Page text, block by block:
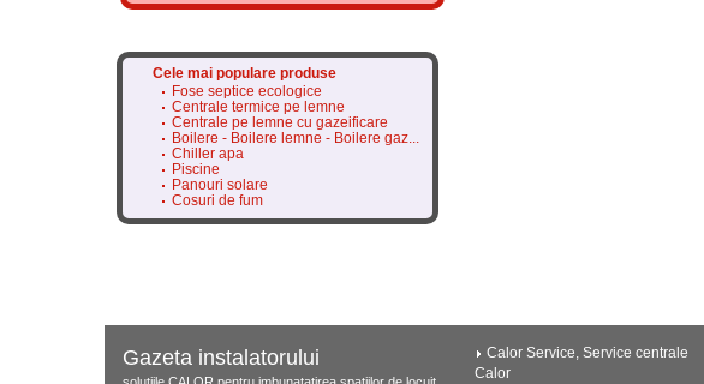
Cele mai populare produse
Fose septice ecologice
Centrale termice pe lemne
Centrale pe lemne cu gazeificare
Boilere - Boilere lemne - Boilere gaz...
Chiller apa
Piscine
Panouri solare
Cosuri de fum
Gazeta instalatorului
Calor Service, Service centrale
Calor